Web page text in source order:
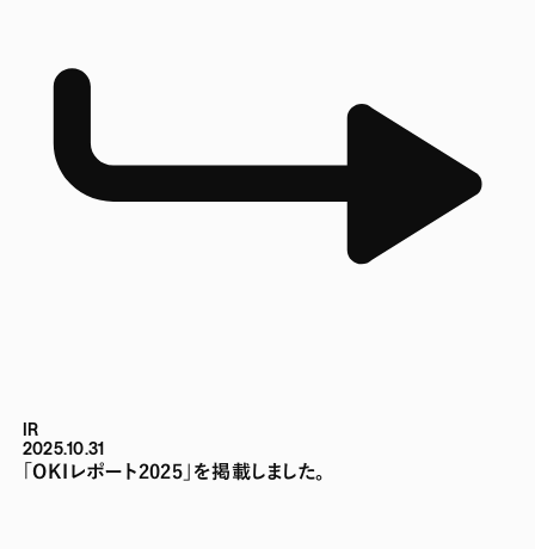
IR
2025.10.31
「OKIレポート2025」を掲載しました。